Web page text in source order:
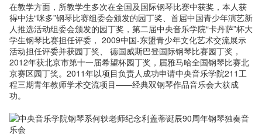
在教学方面，所教学生多次在全国及国际钢琴比赛中获奖，本人获
得中法“咪多”钢琴比赛组委会颁发的园丁奖、首届中国青少年演艺新
人推选活动组委会颁发的园丁奖，第二届中央音乐学院“卡丹萨”杯大
学生钢琴比赛担任评委， 2009中国-东盟青少年文化艺术交流展示
活动担任评委并获园丁奖、 德国威斯巴登国际钢琴比赛园丁奖，
2012年获北京市第十一届希望杯园丁奖，届雅马哈全国钢琴比赛北
京赛区园丁奖。2011年以项目负责人成功申请中央音乐学院211工
程三期青年教师学术交流项目——经典双钢琴作品音乐会大获成
功。